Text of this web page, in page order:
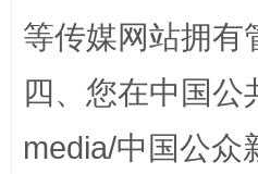
等传媒网站拥有
四、您在中国公
media/中国公众